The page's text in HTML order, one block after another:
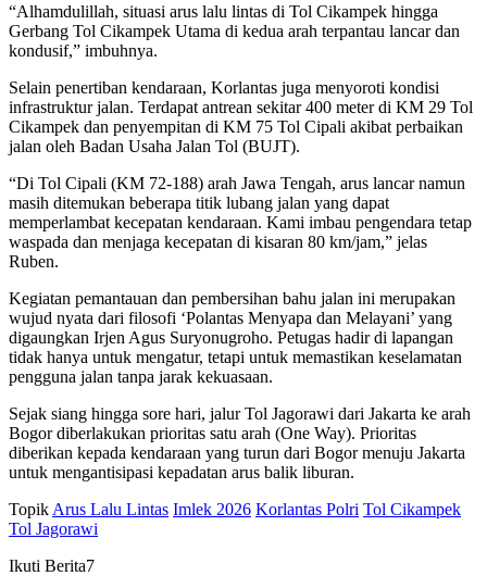
“Alhamdulillah, situasi arus lalu lintas di Tol Cikampek hingga
Gerbang Tol Cikampek Utama di kedua arah terpantau lancar dan
kondusif,” imbuhnya.
Selain penertiban kendaraan, Korlantas juga menyoroti kondisi
infrastruktur jalan. Terdapat antrean sekitar 400 meter di KM 29 Tol
Cikampek dan penyempitan di KM 75 Tol Cipali akibat perbaikan
jalan oleh Badan Usaha Jalan Tol (BUJT).
“Di Tol Cipali (KM 72-188) arah Jawa Tengah, arus lancar namun
masih ditemukan beberapa titik lubang jalan yang dapat
memperlambat kecepatan kendaraan. Kami imbau pengendara tetap
waspada dan menjaga kecepatan di kisaran 80 km/jam,” jelas
Ruben.
Kegiatan pemantauan dan pembersihan bahu jalan ini merupakan
wujud nyata dari filosofi ‘Polantas Menyapa dan Melayani’ yang
digaungkan Irjen Agus Suryonugroho. Petugas hadir di lapangan
tidak hanya untuk mengatur, tetapi untuk memastikan keselamatan
pengguna jalan tanpa jarak kekuasaan.
Sejak siang hingga sore hari, jalur Tol Jagorawi dari Jakarta ke arah
Bogor diberlakukan prioritas satu arah (One Way). Prioritas
diberikan kepada kendaraan yang turun dari Bogor menuju Jakarta
untuk mengantisipasi kepadatan arus balik liburan.
Topik Arus Lalu Lintas Imlek 2026 Korlantas Polri Tol Cikampek
Tol Jagorawi
Ikuti Berita7